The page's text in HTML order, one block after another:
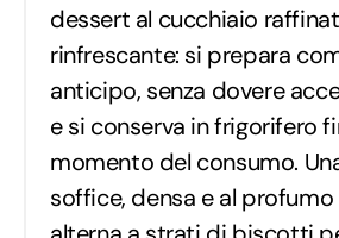
dessert al cucchiaio
rinfrescante: si prepara
anticipo, senza dovere
e si conserva in frigorifero
momento del consumo.
soffice, densa e al